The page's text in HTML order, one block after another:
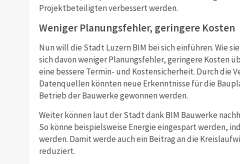
Projektbeteiligten verbessert werden.
Weniger Planungsfehler, geringere Kosten
Nun will die Stadt Luzern BIM bei sich einführen. Wie
sich davon weniger Planungsfehler, geringere Kosten
eine bessere Termin- und Kostensicherheit. Durch die
Datenquellen könnten neue Erkenntnisse für die
Betrieb der Bauwerke gewonnen werden.
Weiter können laut der Stadt dank BIM Bauwerke
So könne beispielsweise Energie eingespart werden,
werden. Damit werde auch ein Beitrag an die
reduziert.